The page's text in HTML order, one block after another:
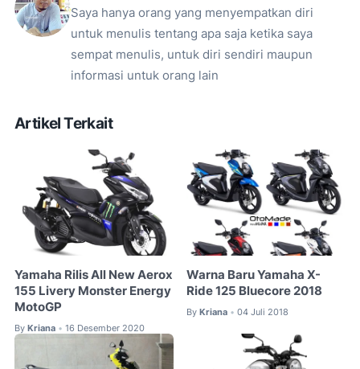
Saya hanya orang yang menyempatkan diri
untuk menulis tentang apa saja ketika saya
sempat menulis, untuk diri sendiri maupun
informasi untuk orang lain
Artikel Terkait
Yamaha Rilis All New Aerox
155 Livery Monster Energy
MotoGP
By Kriana • 16 Desember 2020
Warna Baru Yamaha X-
Ride 125 Bluecore 2018
By Kriana • 04 Juli 2018